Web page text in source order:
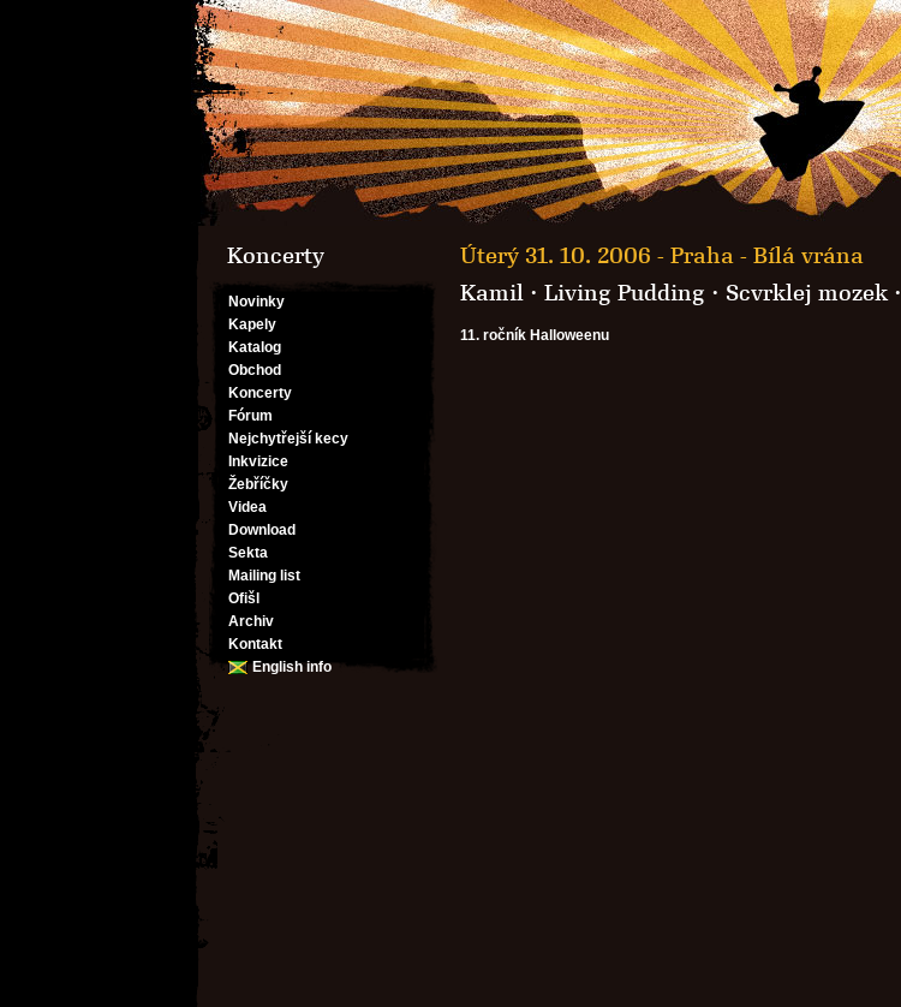
Koncerty
Novinky
Kapely
Katalog
Obchod
Koncerty
Fórum
Nejchytřejší kecy
Inkvizice
Žebříčky
Videa
Download
Sekta
Mailing list
Ofišl
Archiv
Kontakt
English info
Úterý 31. 10. 2006 - Praha - Bílá vrána
Kamil · Living Pudding · Scvrklej mozek·
11. ročník Halloweenu